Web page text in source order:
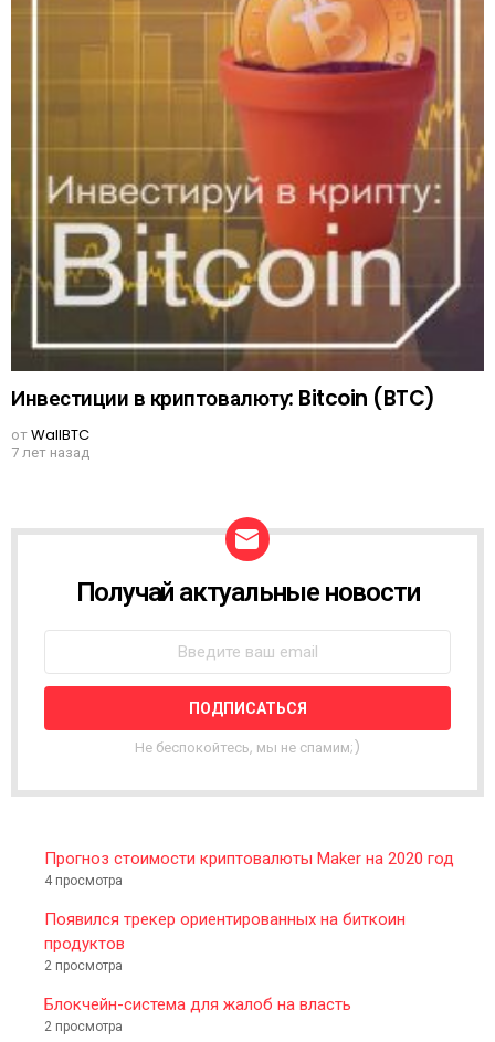
Инвестиции в криптовалюту: Bitcoin (BTC)
отWallBTC
7 лет назад
W
L
T
R
Получай актуальные новости
Не беспокойтесь, мы не спамим;)
Прогноз стоимости криптовалюты Maker на 2020 год
4 просмотра
Появился трекер ориентированных на биткоин
продуктов
2 просмотра
Блокчейн-система для жалоб на власть
2 просмотра